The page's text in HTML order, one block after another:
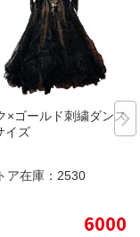
×ゴールド刺繍ダンスド
イズ
ア在庫： 2530
6000